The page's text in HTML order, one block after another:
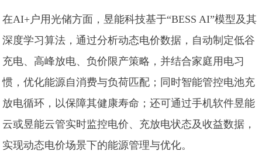
在AI+户用光储方面，昱能科技基于“BESS AI”模型及其
深度学习算法，通过分析动态电价数据，自动制定低谷
充电、高峰放电、负价限产策略，并结合家庭用电习
惯，优化能源自消费与负荷匹配；同时智能管控电池充
放电循环，以保障其健康寿命；还可通过手机软件昱能
云或昱能云管实时监控电价、充放电状态及收益数据，
实现动态电价场景下的能源管理与优化。